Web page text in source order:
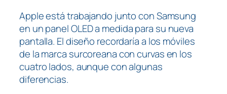
Apple está trabajando junto con Samsung
en un panel OLED a medida para su nueva
pantalla. El diseño recordaría a los móviles
de la marca surcoreana con curvas en los
cuatro lados, aunque con algunas
diferencias.